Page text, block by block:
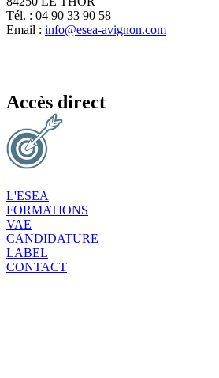
Tél. : 04 90 33 90 58
Email : info@esea-avignon.com
Accès direct
L'ESEA
FORMATIONS
VAE
CANDIDATURE
LABEL
CONTACT